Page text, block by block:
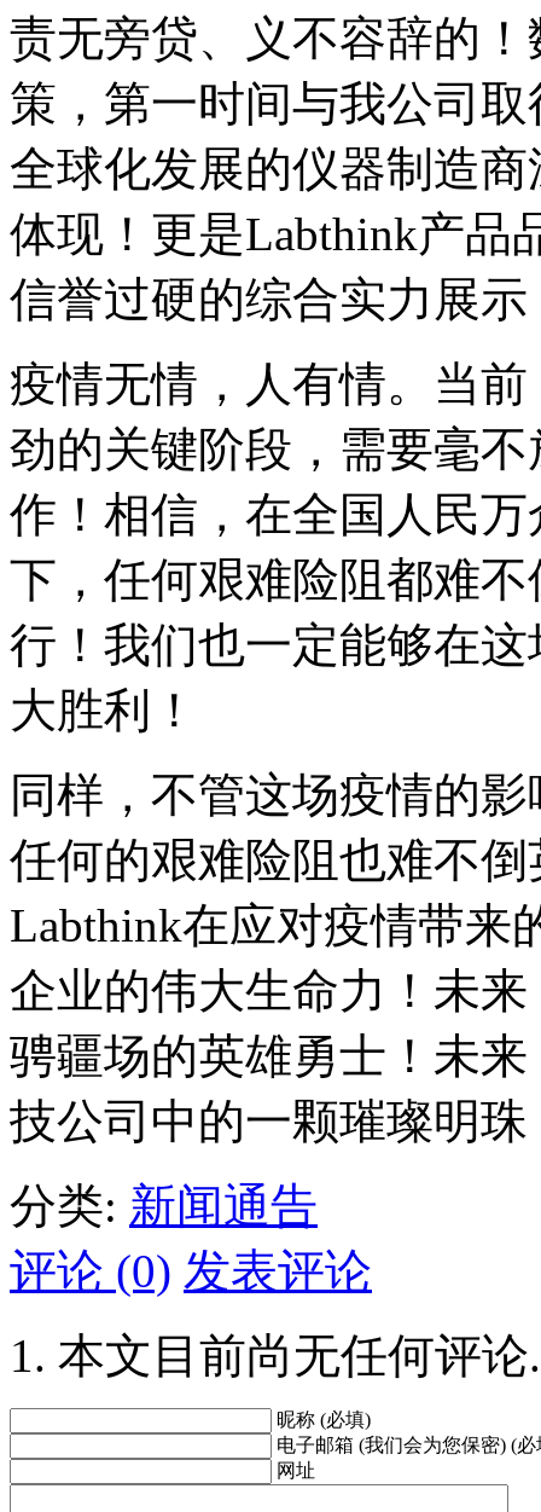
责无旁贷、义不容辞的
策，第一时间与我公司
全球化发展的仪器制造
体现！更是Labthink产品
信誉过硬的综合实力展示
疫情无情，人有情。当
劲的关键阶段，需要毫
作！相信，在全国人民
下，任何艰难险阻都难
行！我们也一定能够在
大胜利！
同样，不管这场疫情的
任何的艰难险阻也难不
Labthink在应对疫情带来
企业的伟大生命力！未
骋疆场的英雄勇士！未
技公司中的一颗璀璨明珠
分类: 新闻通告
评论 (0) 发表评论
本文目前尚无任何评论.
昵称 (必填)
电子邮箱 (我们会为您保密) (必
网址